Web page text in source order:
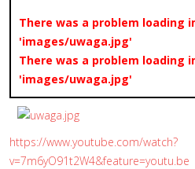
There was a problem loading
'images/uwaga.jpg'
There was a problem loading
'images/uwaga.jpg'
https://www.youtube.com/watch?
v=7m6yO91t2W4&feature=youtu.be